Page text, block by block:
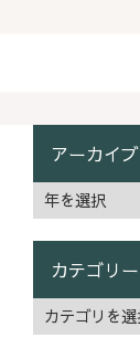
アーカイブ
カテゴリー